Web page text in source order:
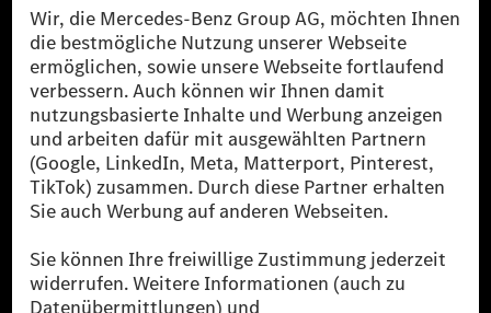
Die Mercedes-Benz Group.
Die Mercedes-Benz Group AG (ehemals Daimler AG)
ist eines der erfolgreichsten Automobilunternehmen
der Welt. Mit der Mercedes-Benz AG gehören wir zu
den größten Anbietern von Premium- und Luxus-Pkw
und Vans. Die Mercedes-Benz Mobility AG bietet
Finanzierung, Leasing, Fahrzeugabos und –miete,
Flottenmanagement, digitale Services rund um Laden
und Bezahlen, die Vermittlung von Versicherungen
sowie innovative Mobilitätsdienstleistungen an.